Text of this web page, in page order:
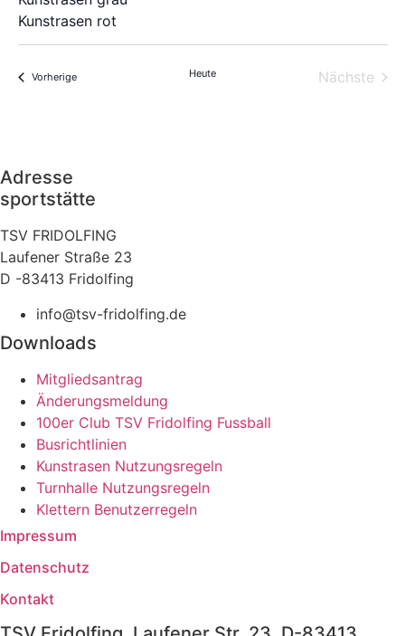
Kunstrasen rot
VorherigeVeranstaltungen Heute Nächste
Adresse
sportstätte
TSV FRIDOLFING
Laufener Straße 23
D -83413 Fridolfing
info@tsv-fridolfing.de
Downloads
Mitgliedsantrag
Änderungsmeldung
100er Club TSV Fridolfing Fussball
Busrichtlinien
Kunstrasen Nutzungsregeln
Turnhalle Nutzungsregeln
Klettern Benutzerregeln
Impressum
Datenschutz
Kontakt